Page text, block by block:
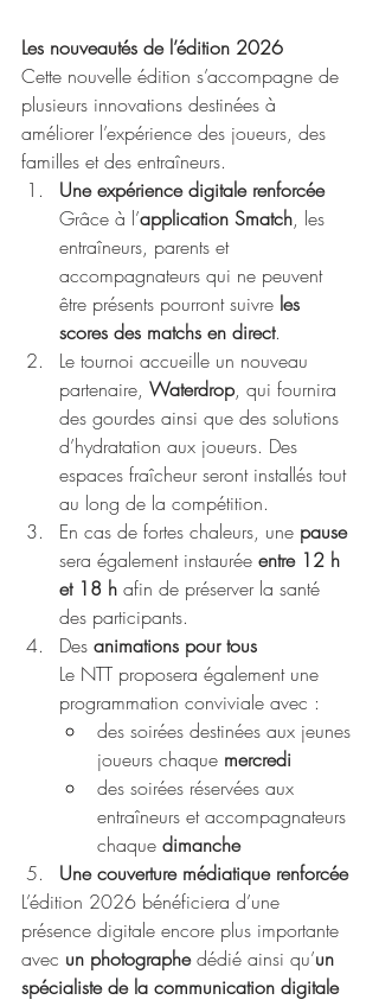
Les nouveautés de l’édition 2026
Cette nouvelle édition s’accompagne de
plusieurs innovations destinées à
améliorer l’expérience des joueurs, des
familles et des entraîneurs.
Une expérience digitale renforcée
Grâce à l’application Smatch, les
entraîneurs, parents et
accompagnateurs qui ne peuvent
être présents pourront suivre les
scores des matchs en direct.
Le tournoi accueille un nouveau
partenaire, Waterdrop, qui fournira
des gourdes ainsi que des solutions
d’hydratation aux joueurs. Des
espaces fraîcheur seront installés tout
au long de la compétition.
En cas de fortes chaleurs, une pause
sera également instaurée entre 12 h
et 18 h afin de préserver la santé
des participants.
Des animations pour tous
Le NTT proposera également une
programmation conviviale avec :
des soirées destinées aux jeunes
joueurs chaque mercredi
des soirées réservées aux
entraîneurs et accompagnateurs
chaque dimanche
Une couverture médiatique renforcée
L’édition 2026 bénéficiera d’une
présence digitale encore plus importante
avec un photographe dédié ainsi qu’un
spécialiste de la communication digitale